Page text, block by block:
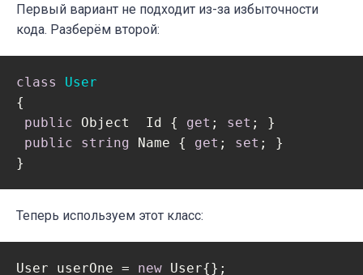
Первый вариант не подходит из-за избыточности
кода. Разберём второй:
class
User
{
public Object  Id { get ; set ; }
public
string Name { get ; set ; }
}
Теперь используем этот класс:
User userOne = new User{};